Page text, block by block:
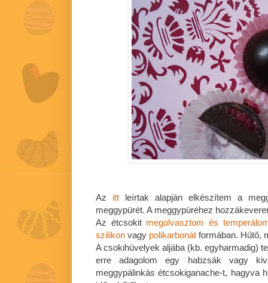
Az itt leírtak alapján elkészítem a
meggypürét. A meggypüréhez
Az étcsokit megolvasztom és
szilikon vagy polikarbonát formában. Hűtő,
A csokihüvelyek aljába (kb. egyharmadig)
erre adagolom egy habzsák vagy
meggypálinkás étcsokiganache-t, hagyva